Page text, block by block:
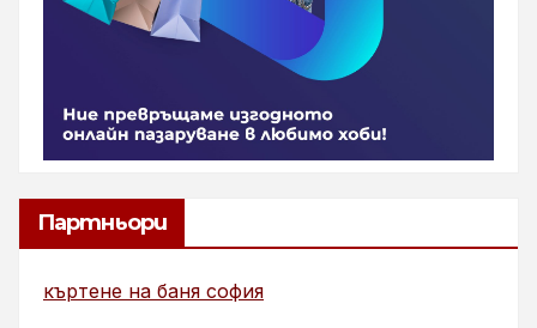
Партньори
къртене на баня софия